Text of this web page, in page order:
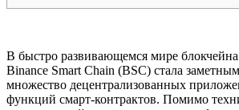
В быстро развивающемся мире
Binance Smart Chain (BSC) стала
множество децентрализованных
функций смарт-контрактов. Помимо